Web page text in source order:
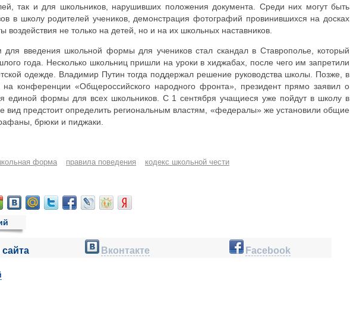
так и для школьников, нарушивших положения документа. Среди них могут быть
в школу родителей учеников, демонстрация фотографий провинившихся на досках
воздействия не только на детей, но и на их школьных наставников.
введения школьной формы для учеников стал скандал в Ставрополье, который
года. Несколько школьниц пришли на уроки в хиджабах, после чего им запретили
одежде. Владимир Путин тогда поддержал решение руководства школы. Позже, в
на конференции «Общероссийского народного фронта», президент прямо заявил о
единой формы для всех школьников. С 1 сентября учащиеся уже пойдут в школу в
вид предстоит определить региональным властям, «федералы» же установили общие
брюки и пиджаки.
форма правила поведения кодекс школьной чести
Вконтакте Facebook